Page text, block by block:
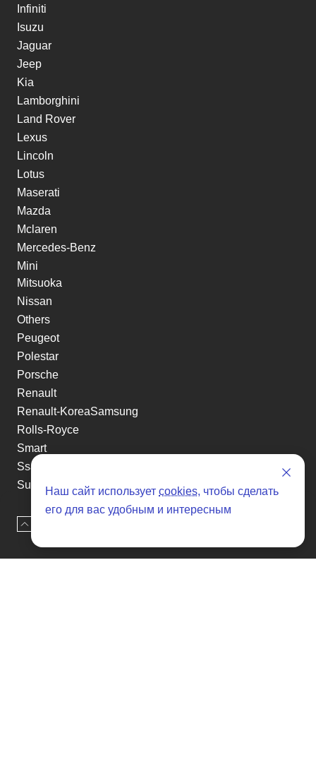
Infiniti
Isuzu
Jaguar
Jeep
Kia
Lamborghini
Land Rover
Lexus
Lincoln
Lotus
Maserati
Mazda
Mclaren
Mercedes-Benz
Mini
Mitsuoka
Nissan
Others
Peugeot
Polestar
Porsche
Renault
Renault-KoreaSamsung
Rolls-Royce
Smart
Ssangyong
Subaru
Tesla
Toyota
Volkswagen
Наш сайт использует cookies, чтобы сделать
его для вас удобным и интересным